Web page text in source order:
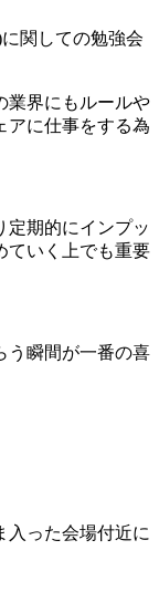
関しての勉強会
業界にもルールや
アに仕事をする為
定期的にインプッ
ていく上でも重要
う瞬間が一番の喜
入った会場付近に